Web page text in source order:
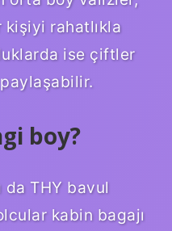
rahatlıkla
ise çiftler
boy?
da THY bavul
kabin bagajı